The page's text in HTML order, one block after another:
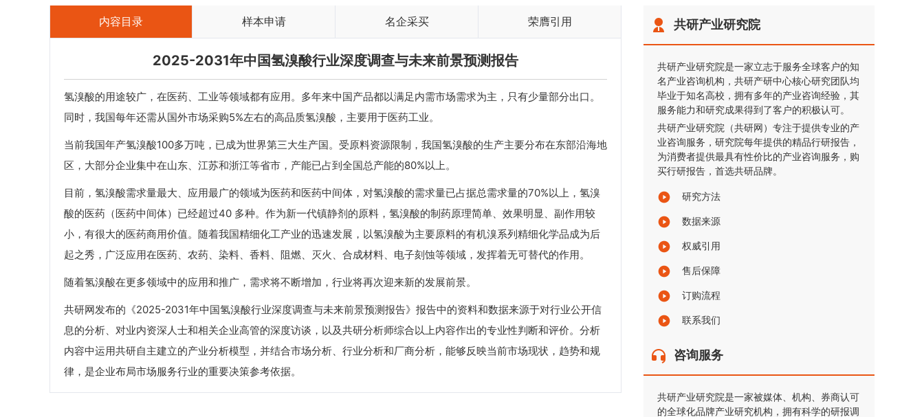
内容目录 样本申请 名企采买 荣膺引用
2025-2031年中国氢溴酸行业深度调查与未来前景预测报告
氢溴酸的用途较广，在医药、工业等领域都有应用。多年来中国产品都以满足内需市场需求为主，只有少量部分出口。
同时，我国每年还需从国外市场采购5%左右的高品质氢溴酸，主要用于医药工业。
当前我国年产氢溴酸100多万吨，已成为世界第三大生产国。受原料资源限制，我国氢溴酸的生产主要分布在东部沿海地
区，大部分企业集中在山东、江苏和浙江等省市，产能已占到全国总产能的80%以上。
目前，氢溴酸需求量最大、应用最广的领域为医药和医药中间体，对氢溴酸的需求量已占据总需求量的70%以上，氢溴
酸的医药（医药中间体）已经超过40 多种。作为新一代镇静剂的原料，氢溴酸的制药原理简单、效果明显、副作用较
小，有很大的医药商用价值。随着我国精细化工产业的迅速发展，以氢溴酸为主要原料的有机溴系列精细化学品成为后
起之秀，广泛应用在医药、农药、染料、香料、阻燃、灭火、合成材料、电子刻蚀等领域，发挥着无可替代的作用。
随着氢溴酸在更多领域中的应用和推广，需求将不断增加，行业将再次迎来新的发展前景。
共研网发布的《2025-2031年中国氢溴酸行业深度调查与未来前景预测报告》报告中的资料和数据来源于对行业公开信
息的分析、对业内资深人士和相关企业高管的深度访谈，以及共研分析师综合以上内容作出的专业性判断和评价。分析
内容中运用共研自主建立的产业分析模型，并结合市场分析、行业分析和厂商分析，能够反映当前市场现状，趋势和规
律，是企业布局市场服务行业的重要决策参考依据。
共研产业研究院
共研产业研究院是一家立志于服务全球客户的知
名产业咨询机构，共研产研中心核心研究团队均
毕业于知名高校，拥有多年的产业咨询经验，其
服务能力和研究成果得到了客户的积极认可。
共研产业研究院（共研网）专注于提供专业的产
业咨询服务，研究院每年提供的精品行研报告，
为消费者提供最具有性价比的产业咨询服务，购
买行研报告，首选共研品牌。
研究方法
数据来源
权威引用
售后保障
订购流程
联系我们
咨询服务
共研产业研究院是一家被媒体、机构、券商认可
的全球化品牌产业研究机构，拥有科学的研报调